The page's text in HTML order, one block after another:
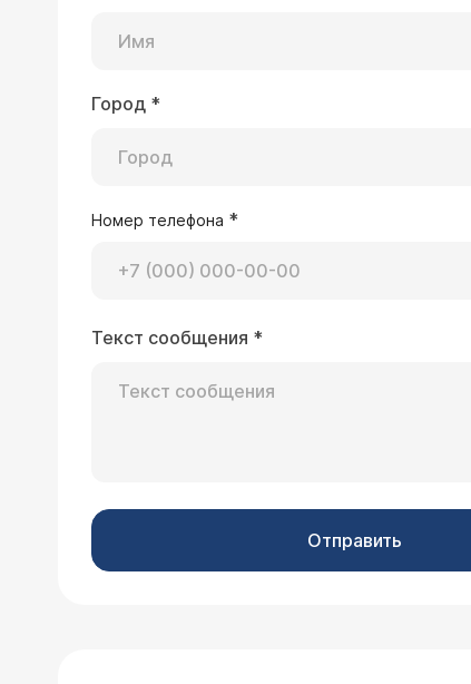
Город *
Номер телефона *
Текст сообщения *
Отправить